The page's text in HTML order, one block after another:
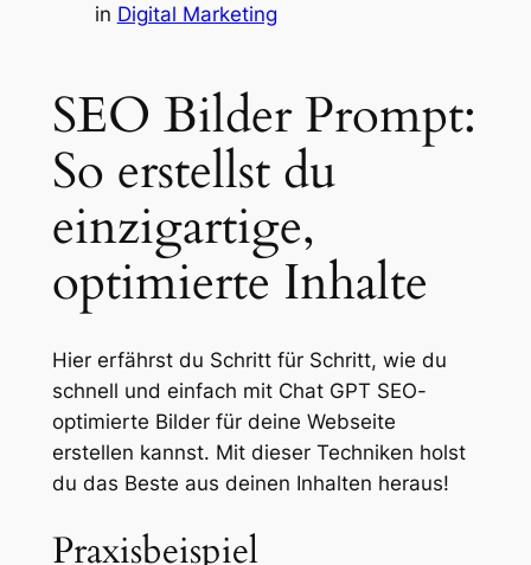
in Digital Marketing
SEO Bilder Prompt:
So erstellst du
einzigartige,
optimierte Inhalte
Hier erfährst du Schritt für Schritt, wie du
schnell und einfach mit Chat GPT SEO-
optimierte Bilder für deine Webseite
erstellen kannst. Mit dieser Techniken holst
du das Beste aus deinen Inhalten heraus!
Praxisbeispiel